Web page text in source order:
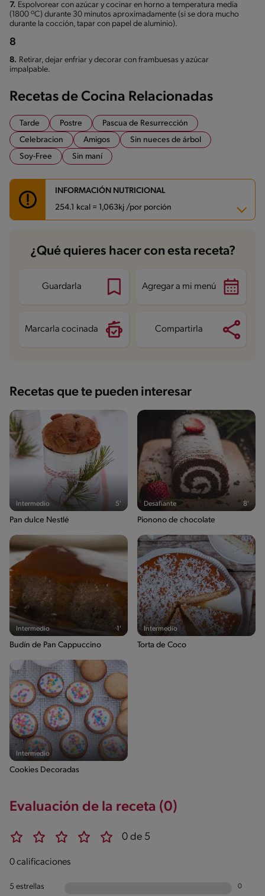
7. Espolvorear con azúcar y cocinar en horno a temperatura media
(1800 ºC) durante 30 minutos aproximadamente (si se dora mucho
durante la cocción, tapar con papel de aluminio).
8
8. Retirar, dejar enfriar y decorar con frambuesas y azúcar
impalpable.
Recetas de Cocina Relacionadas
Tarde Postre
Pascua de Resurrección
Celebracion
Amigos
Sin nueces de árbol
Soy-Free
Sin maní
INFORMACIÓN NUTRICIONAL
254.1 kcal = 1,063kj /por porción
Carbohidratos
40.5 g
Energía 254.1 kcal
Proteína
Grasas saturadas 1.4 g
¿Qué quieres hacer con esta receta?
Guardarla Agregar a mi menú
Marcarla cocinada Compartirla
Recetas que te pueden interesar
Intermedio 5'
Pan dulce Nestlé
Desafiante 8'
Pionono de chocolate
Intermedio 1'
Budín de Pan Cappuccino
Intermedio
Torta de Coco
Intermedio
Cookies Decoradas
Evaluación de la receta (0)
0 de 5
0 calificaciones
5 estrellas 0